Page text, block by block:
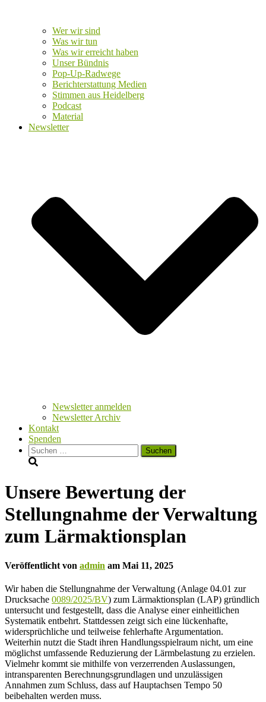
Wer wir sind
Was wir tun
Was wir erreicht haben
Unser Bündnis
Pop-Up-Radwege
Berichterstattung Medien
Stimmen aus Heidelberg
Podcast
Material
Newsletter
Newsletter anmelden
Newsletter Archiv
Kontakt
Spenden
Suchen
nach:
Unsere Bewertung der
Stellungnahme der Verwaltung
zum Lärmaktionsplan
Veröffentlicht von admin am Mai 11, 2025
Wir haben die Stellungnahme der Verwaltung (Anlage 04.01 zur
Drucksache 0089/2025/BV) zum Lärmaktionsplan (LAP) gründlich
untersucht und festgestellt, dass die Analyse einer einheitlichen
Systematik entbehrt. Stattdessen zeigt sich eine lückenhafte,
widersprüchliche und teilweise fehlerhafte Argumentation.
Weiterhin nutzt die Stadt ihren Handlungsspielraum nicht, um eine
möglichst umfassende Reduzierung der Lärmbelastung zu erzielen.
Vielmehr kommt sie mithilfe von verzerrenden Auslassungen,
intransparenten Berechnungsgrundlagen und unzulässigen
Annahmen zum Schluss, dass auf Hauptachsen Tempo 50
beibehalten werden muss.